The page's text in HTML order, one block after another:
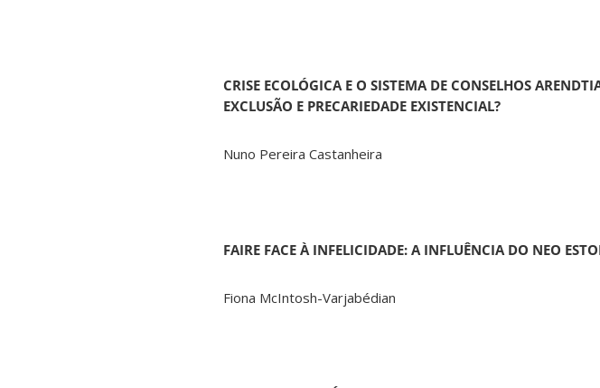
CRISE ECOLÓGICA E O SISTEMA DE CONSELHOS
EXCLUSÃO E PRECARIEDADE EXISTENCIAL?
Nuno Pereira Castanheira
FAIRE FACE À INFELICIDADE: A INFLUÊNCIA DO NEO
Fiona McIntosh-Varjabédian